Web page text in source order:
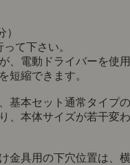
て下さい。
、電動ドライバーを使用
短縮できます。
基本セット通常タイプの
、本体サイズが若干変わ
金具用の下穴位置は、横